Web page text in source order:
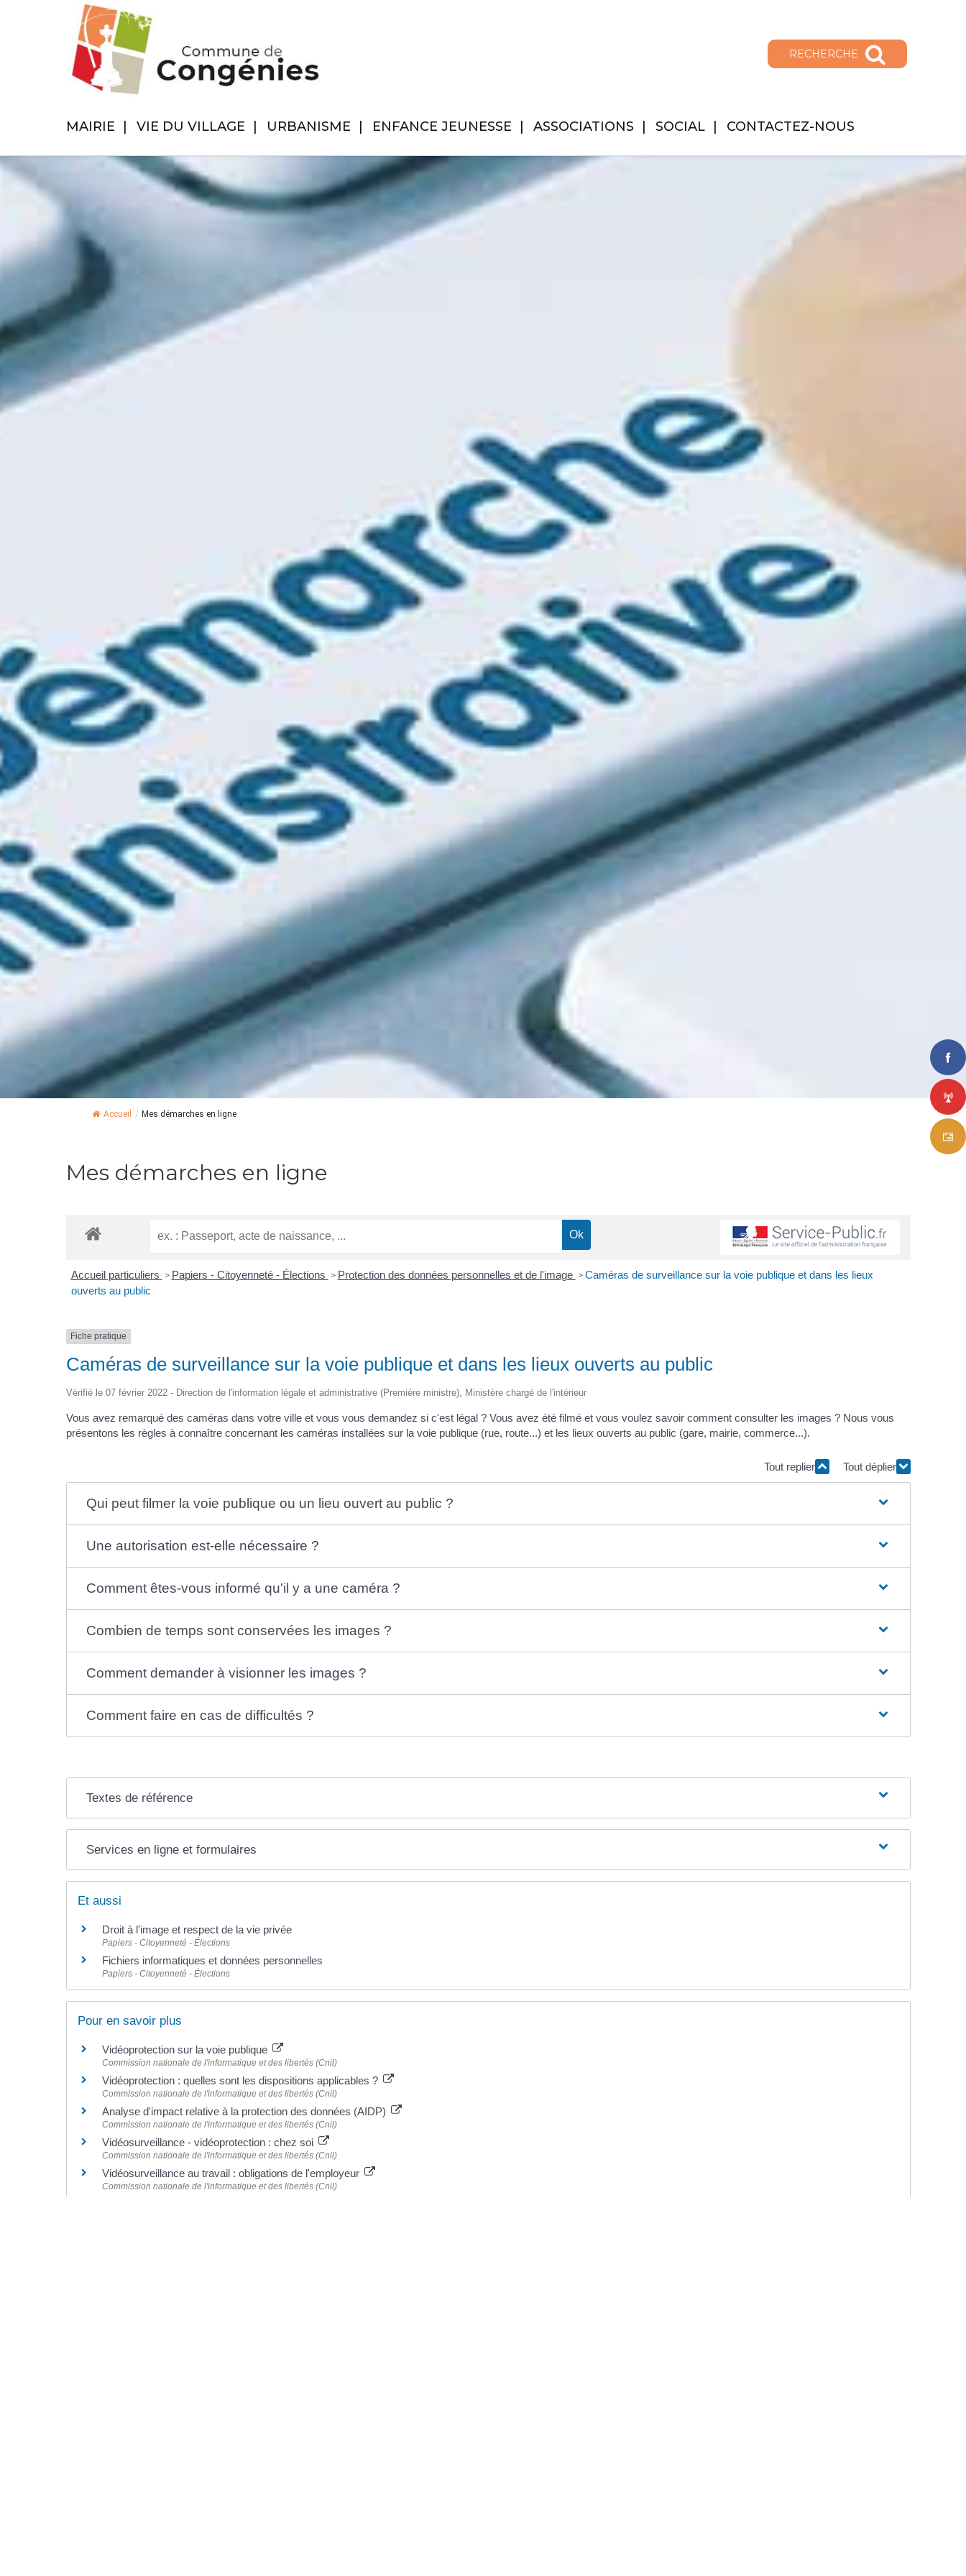
RECHERCHE
MAIRIE VIE DU VILLAGE URBANISME ENFANCE JEUNESSE ASSOCIATIONS SOCIAL CONTACTEZ-NOUS
Accueil / Mes démarches en ligne
Mes démarches en ligne
Accueil particuliers > Papiers - Citoyenneté - Élections > Protection des données personnelles et de l'image > Caméras de surveillance sur la voie publique et dans les lieux
ouverts au public
Fiche pratique
Caméras de surveillance sur la voie publique et dans les lieux ouverts au public
Vérifié le 07 février 2022 - Direction de l'information légale et administrative (Première ministre), Ministère chargé de l'intérieur
Vous avez remarqué des caméras dans votre ville et vous vous demandez si c'est légal ? Vous avez été filmé et vous voulez savoir comment consulter les images ? Nous vous
présentons les règles à connaître concernant les caméras installées sur la voie publique (rue, route...) et les lieux ouverts au public (gare, mairie, commerce...).
Tout replier Tout déplier
Qui peut filmer la voie publique ou un lieu ouvert au public ?
Une autorisation est-elle nécessaire ?
Comment êtes-vous informé qu'il y a une caméra ?
Combien de temps sont conservées les images ?
Comment demander à visionner les images ?
Comment faire en cas de difficultés ?
Textes de référence
Services en ligne et formulaires
Et aussi
Droit à l'image et respect de la vie privée
Papiers - Citoyenneté - Élections
Fichiers informatiques et données personnelles
Papiers - Citoyenneté - Élections
Pour en savoir plus
Vidéoprotection sur la voie publique
Commission nationale de l'informatique et des libertés (Cnil)
Vidéoprotection : quelles sont les dispositions applicables ?
Commission nationale de l'informatique et des libertés (Cnil)
Analyse d'impact relative à la protection des données (AIDP)
Commission nationale de l'informatique et des libertés (Cnil)
Vidéosurveillance - vidéoprotection : chez soi
Commission nationale de l'informatique et des libertés (Cnil)
Vidéosurveillance au travail : obligations de l'employeur
Commission nationale de l'informatique et des libertés (Cnil)